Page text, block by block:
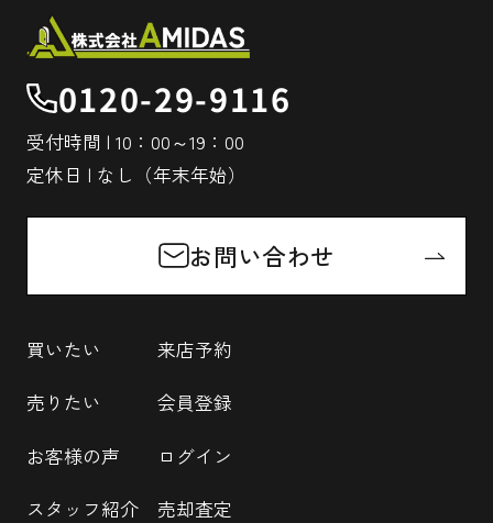
0120-29-9116
受付時間 | 10：00～19：00
定休日 | なし（年末年始）
お問い合わせ
買いたい
売りたい
お客様の声
スタッフ紹介
来店予約
会員登録
ログイン
売却査定